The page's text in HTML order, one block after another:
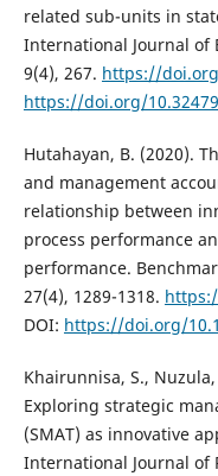
related sub-units in
International Journal of
9(4), 267. https://
https://doi.org/
Hutahayan, B. (2020).
and management
relationship between
process performance
performance.
27(4), 1289-1318.
DOI: https://doi.org/
Khairunnisa, S.,
Exploring strategic
(SMAT) as innovative
International Journal of